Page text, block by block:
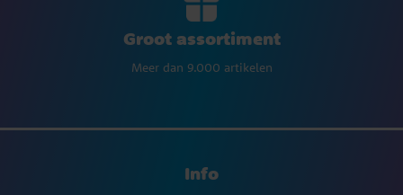
Groot assortiment
Meer dan 9.000 artikelen
Info